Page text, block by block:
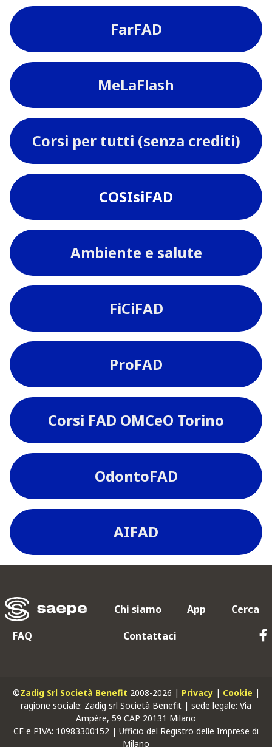
FarFAD
MeLaFlash
Corsi per tutti (senza crediti)
COSIsiFAD
Ambiente e salute
FiCiFAD
ProFAD
Corsi FAD OMCeO Torino
OdontoFAD
AIFAD
Chi siamo App
Cerca
FAQ
Contattaci
©Zadig Srl Società Benefit 2008-2026 | Privacy| Cookie |
ragione sociale: Zadig srl Società Benefit | sede legale: Via
Ampère, 59 CAP 20131 Milano
CF e PIVA: 10983300152 | Ufficio del Registro delle Imprese di
Milano